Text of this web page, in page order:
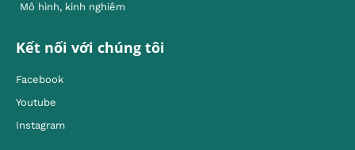
Mô hình, kinh nghiêm
Kết nối với chúng tôi
Facebook
Youtube
Instagram